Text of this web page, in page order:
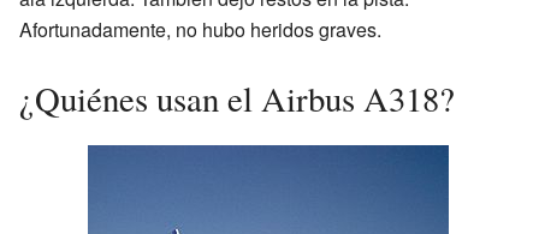
Afortunadamente, no hubo heridos graves.
¿Quiénes usan el Airbus A318?